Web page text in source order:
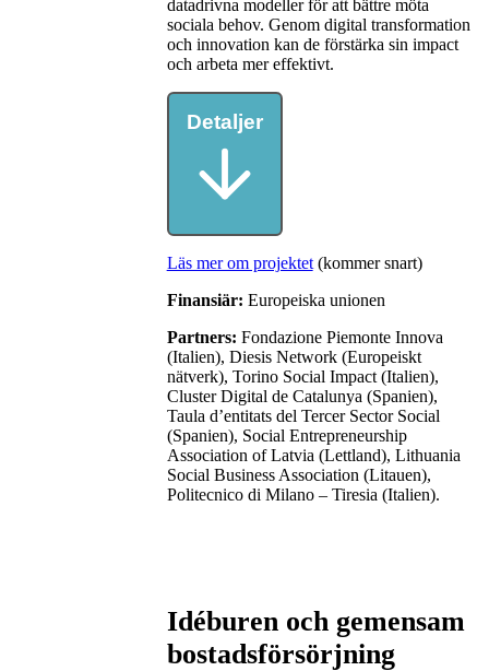
datadrivna modeller för att bättre möta
sociala behov. Genom digital transformation
och innovation kan de förstärka sin impact
och arbeta mer effektivt.
Detaljer
Läs mer om projektet(kommer snart)
Finansiär: Europeiska unionen
Partners: Fondazione Piemonte Innova
(Italien), Diesis Network (Europeiskt
nätverk), Torino Social Impact (Italien),
Cluster Digital de Catalunya (Spanien),
Taula d’entitats del Tercer Sector Social
(Spanien), Social Entrepreneurship
Association of Latvia (Lettland), Lithuania
Social Business Association (Litauen),
Politecnico di Milano – Tiresia (Italien).
Idéburen och gemensam
bostadsförsörjning